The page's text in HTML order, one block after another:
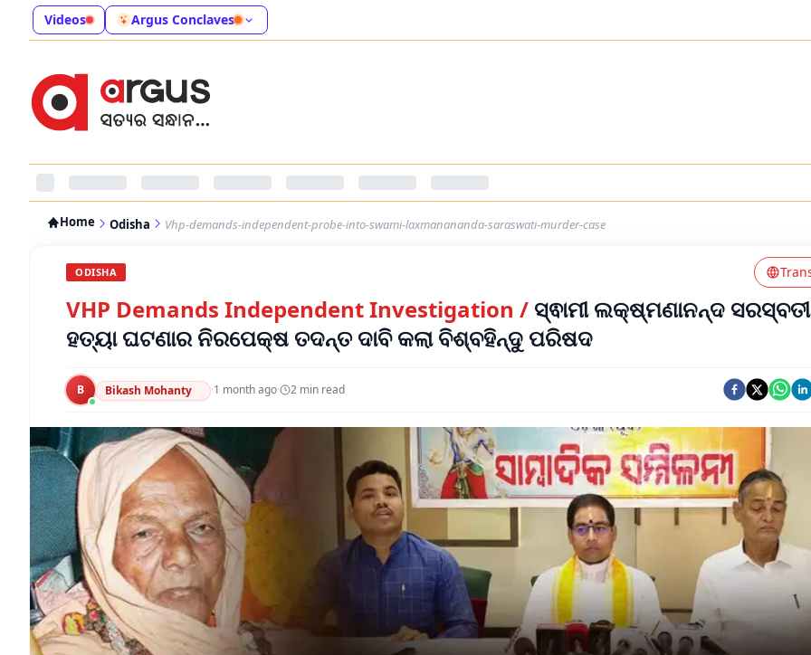
Videos Argus Conclaves
Home Odisha Vhp-demands-independent-probe-into-swami-laxmanananda-saraswati-murder-case
ODISHA
VHP Demands Independent Investigation / ସ୍ଵାମୀ ଲକ୍ଷ୍ମଣାନନ୍ଦ ସରସ୍ବତୀ
ହତ୍ୟା ଘଟଣାର ନିରପେକ୍ଷ ତଦନ୍ତ ଦାବି କଲା ବିଶ୍ବହିନ୍ଦୁ ପରିଷଦ
B Bikash Mohanty ·1 month ago· 2 min read